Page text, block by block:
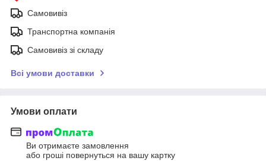
Самовивіз
Транспортна компанія
Самовивіз зі складу
Всі умови доставки
Умови оплати
Ви отримаєте замовлення
або гроші повернуться на вашу картку